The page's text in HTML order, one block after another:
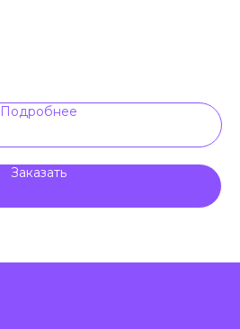
Подробнее
Заказать